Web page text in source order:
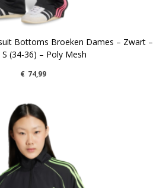
Bottoms Broeken Dames – Zwart –
(34-36) – Poly Mesh
€ 74,99